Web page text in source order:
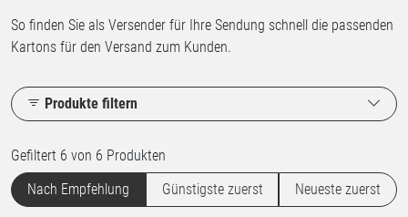
So finden Sie als Versender für Ihre Sendung schnell die passenden
Kartons für den Versand zum Kunden.
Produkte filtern
Gefiltert 6 von 6 Produkten
Nach Empfehlung
Günstigste zuerst Neueste zuerst